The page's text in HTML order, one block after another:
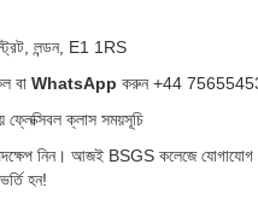
লন্ডন, E1 1RS
বা WhatsApp করুন +44
ফ্লেক্সিবল ক্লাস সময়সূচি
পদক্ষেপ নিন। আজই BSGS কলেজে
হন!